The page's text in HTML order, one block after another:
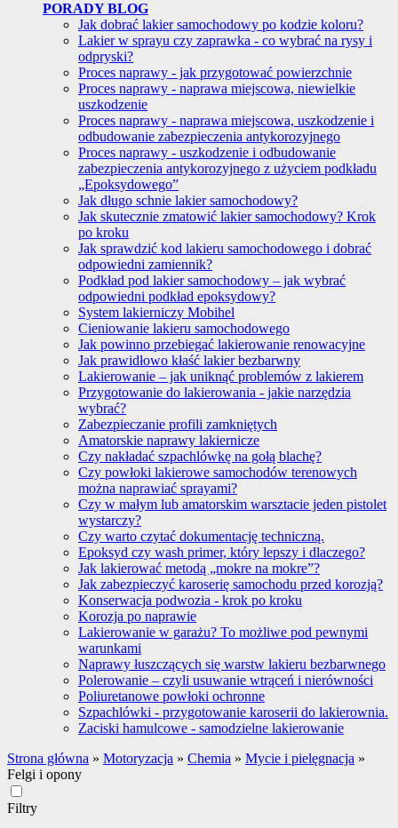
PORADY BLOG
Jak dobrać lakier samochodowy po kodzie koloru?
Lakier w sprayu czy zaprawka - co wybrać na rysy i
odpryski?
Proces naprawy - jak przygotować powierzchnie
Proces naprawy - naprawa miejscowa, niewielkie
uszkodzenie
Proces naprawy - naprawa miejscowa, uszkodzenie i
odbudowanie zabezpieczenia antykorozyjnego
Proces naprawy - uszkodzenie i odbudowanie
zabezpieczenia antykorozyjnego z użyciem podkładu
„Epoksydowego”
Jak długo schnie lakier samochodowy?
Jak skutecznie zmatowić lakier samochodowy? Krok
po kroku
Jak sprawdzić kod lakieru samochodowego i dobrać
odpowiedni zamiennik?
Podkład pod lakier samochodowy – jak wybrać
odpowiedni podkład epoksydowy?
System lakierniczy Mobihel
Cieniowanie lakieru samochodowego
Jak powinno przebiegać lakierowanie renowacyjne
Jak prawidłowo kłaść lakier bezbarwny
Lakierowanie – jak uniknąć problemów z lakierem
Przygotowanie do lakierowania - jakie narzędzia
wybrać?
Zabezpieczanie profili zamkniętych
Amatorskie naprawy lakiernicze
Czy nakładać szpachlówkę na gołą blachę?
Czy powłoki lakierowe samochodów terenowych
można naprawiać sprayami?
Czy w małym lub amatorskim warsztacie jeden pistolet
wystarczy?
Czy warto czytać dokumentację techniczną.
Epoksyd czy wash primer, który lepszy i dlaczego?
Jak lakierować metodą „mokre na mokre”?
Jak zabezpieczyć karoserię samochodu przed korozją?
Konserwacja podwozia - krok po kroku
Korozja po naprawie
Lakierowanie w garażu? To możliwe pod pewnymi
warunkami
Naprawy łuszczących się warstw lakieru bezbarwnego
Polerowanie – czyli usuwanie wtrąceń i nierówności
Poliuretanowe powłoki ochronne
Szpachlówki - przygotowanie karoserii do lakierownia.
Zaciski hamulcowe - samodzielne lakierowanie
Strona główna » Motoryzacja » Chemia » Mycie i pielęgnacja »
Felgi i opony
Filtry